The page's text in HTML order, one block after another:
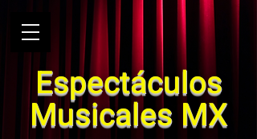
Espectáculos
Musicales MX